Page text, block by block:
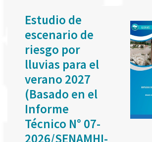
Estudio de
escenario de
riesgo por
lluvias para el
verano 2027
(Basado en el
Informe
Técnico N° 07-
2026/SENAMHI-